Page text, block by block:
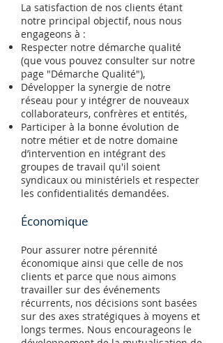
La satisfaction de nos clients étant
notre principal objectif, nous nous
engageons à :
Respecter notre démarche qualité
(que vous pouvez consulter sur notre
page "Démarche Qualité"),
Développer la synergie de notre
réseau pour y intégrer de nouveaux
collaborateurs, confrères et entités,
Participer à la bonne évolution de
notre métier et de notre domaine
d’intervention en intégrant des
groupes de travail qu'il soient
syndicaux ou ministériels et respecter
les confidentialités demandées.
Économique
Pour assurer notre pérennité
économique ainsi que celle de nos
clients et parce que nous aimons
travailler sur des événements
récurrents, nos décisions sont basées
sur des axes stratégiques à moyens et
longs termes. Nous encourageons le